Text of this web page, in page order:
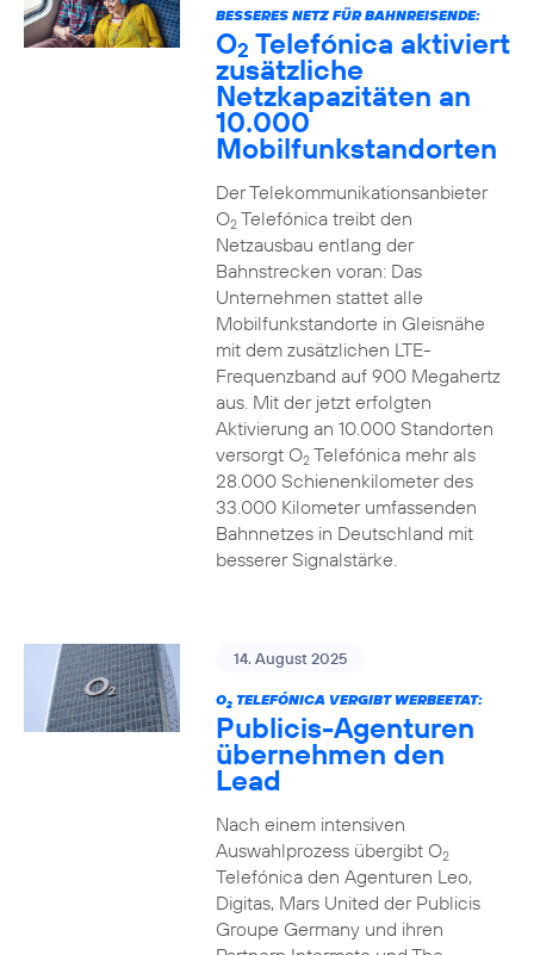
BESSERES NETZ FÜR BAHNREISENDE:
O2 Telefónica aktiviert
zusätzliche
Netzkapazitäten an
10.000
Mobilfunkstandorten
Der Telekommunikationsanbieter
O2Telefónica treibt den
Netzausbau entlang der
Bahnstrecken voran: Das
Unternehmen stattet alle
Mobilfunkstandorte in Gleisnähe
mit dem zusätzlichen LTE-
Frequenzband auf 900 Megahertz
aus. Mit der jetzt erfolgten
Aktivierung an 10.000 Standorten
versorgt O2Telefónica mehr als
28.000 Schienenkilometer des
33.000 Kilometer umfassenden
Bahnnetzes in Deutschland mit
besserer Signalstärke.
14. August 2025
O2TELEFÓNICA VERGIBT WERBEETAT:
Publicis-Agenturen
übernehmen den
Lead
Nach einem intensiven
Auswahlprozess übergibt O2
Telefónica den Agenturen Leo,
Digitas, Mars United der Publicis
Groupe Germany und ihren